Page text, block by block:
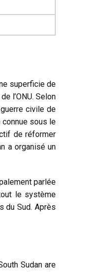
superficie de
l’ONU. Selon
civile de
connue sous le
de réformer
a organisé un
parlée
le système
du Sud. Après
Sudan are